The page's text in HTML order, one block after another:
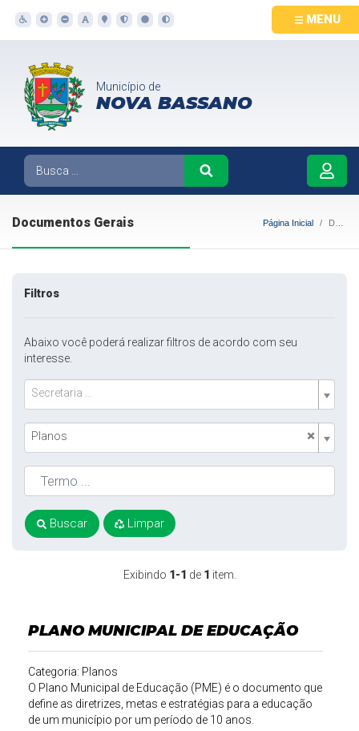
MENU
Município de
NOVA BASSANO
Documentos Gerais Página Inicial Documentos Gerais
Exibindo 1-1 de 1 item.
PLANO MUNICIPAL DE EDUCAÇÃO
Categoria: Planos
O Plano Municipal de Educação (PME) é o documento que
define as diretrizes, metas e estratégias para a educação
de um município por um período de 10 anos.
Filtros
Abaixo você poderá realizar filtros de acordo com seu
interesse.
Secretaria ...
×
Planos
Buscar Limpar